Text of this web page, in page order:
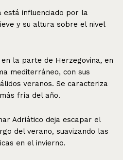
está influenciado por la
y su altura sobre el nivel
la parte de Herzegovina, en
mediterráneo, con sus
veranos. Se caracteriza
fría del año.
Adriático deja escapar el
del verano, suavizando las
en el invierno.